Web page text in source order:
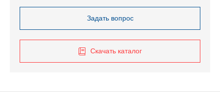
Задать вопрос
Скачать каталог